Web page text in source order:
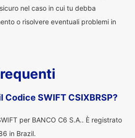
nel caso in cui tu debba
o risolvere eventuali problemi in
Codice SWIFT CSIXBRSP?
per BANCO C6 S.A.. È registrato
in Brazil.